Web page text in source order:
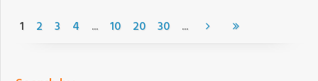
1 2 3 4 ... 10 20 30 ...